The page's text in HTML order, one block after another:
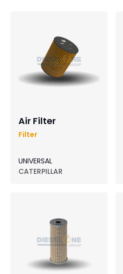
Air Filter
Filter
UNIVERSAL
CATERPILLAR